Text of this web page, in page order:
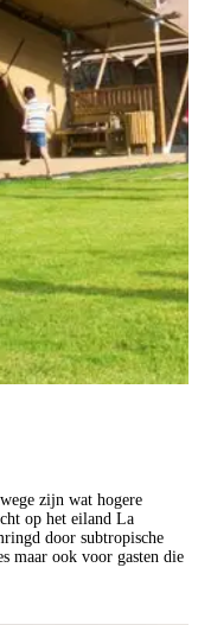
zijn wat hogere
op het eiland La
door subtropische
maar ook voor gasten die